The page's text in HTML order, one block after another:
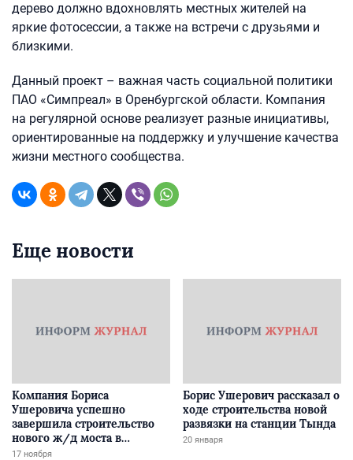
дерево должно вдохновлять местных жителей на
яркие фотосессии, а также на встречи с друзьями и
близкими.
Данный проект – важная часть социальной политики
ПАО «Симпреал» в Оренбургской области. Компания
на регулярной основе реализует разные инициативы,
ориентированные на поддержку и улучшение качества
жизни местного сообщества.
Еще новости
Компания Бориса
Ушеровича успешно
завершила строительство
нового ж/д моста в
Забайкалье
17 ноября
Борис Ушерович рассказал о
ходе строительства новой
развязки на станции Тында
20 января